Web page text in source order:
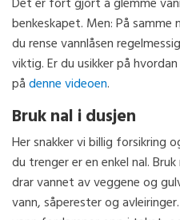
Det er fort gjort å glemme
benkeskapet. Men: På
du rense vannlåsen
viktig. Er du usikker på
pådenne videoen.
Bruk nal i dusjen
Her snakker vi billig forsikring
du trenger er en enkel nal.
drar vannet av veggene og
vann, såperester og